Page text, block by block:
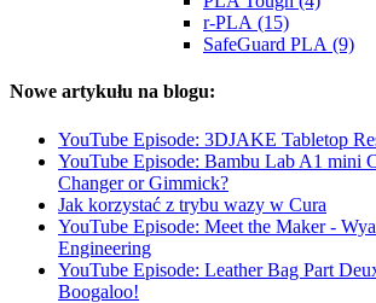
r-PLA (15)
SafeGuard PLA (9)
Nowe artykułu na blogu:
YouTube Episode: 3DJAKE Tabletop
YouTube Episode: Bambu Lab A1 mini
Changer or Gimmick?
Jak korzystać z trybu wazy w Cura
YouTube Episode: Meet the Maker -
Engineering
YouTube Episode: Leather Bag Part
Boogaloo!